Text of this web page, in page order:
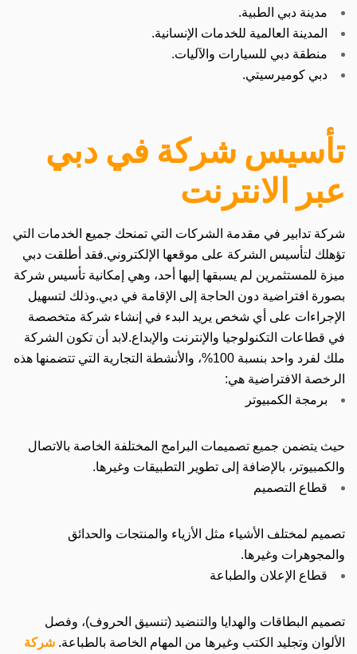
مدينة دبي الطبية.
المدينة العالمية للخدمات الإنسانية.
منطقة دبي للسيارات والآليات.
دبي كوميرسيتي.
تأسيس شركة في دبي
عبر الانترنت
شركة تدابير في مقدمة الشركات التي تمنحك جميع الخدمات التي
تؤهلك لتأسيس الشركة على موقعها الإلكتروني.فقد أطلقت دبي
ميزة للمستثمرين لم يسبقها إليها أحد، وهي إمكانية تأسيس شركة
بصورة افتراضية دون الحاجة إلى الإقامة في دبي.وذلك لتسهيل
الإجراءات على أي شخص يريد البدء في إنشاء شركة متخصصة
في قطاعات التكنولوجيا والإنترنت والإبداع.لابد أن تكون الشركة
ملك لفرد واحد بنسبة 100%، والأنشطة التجارية التي تتضمنها هذه
الرخصة الافتراضية هي:
برمجة الكمبيوتر
حيث يتضمن جميع تصميمات البرامج المختلفة الخاصة بالاتصال
والكمبيوتر، بالإضافة إلى تطوير التطبيقات وغيرها.
قطاع التصميم
تصميم لمختلف الأشياء مثل الأزياء والمنتجات والحدائق
والمجوهرات وغيرها.
قطاع الإعلان والطباعة
تصميم البطاقات والهدايا والتنضيد (تنسيق الحروف)، وفصل
الألوان وتجليد الكتب وغيرها من المهام الخاصة بالطباعة. شركة